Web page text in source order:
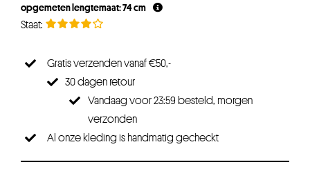
opgemeten lengtemaat: 74 cm
Gratis verzenden vanaf €50,-
30 dagen retour
Vandaag voor 23:59 besteld, morgen
verzonden
Al onze kleding is handmatig gecheckt